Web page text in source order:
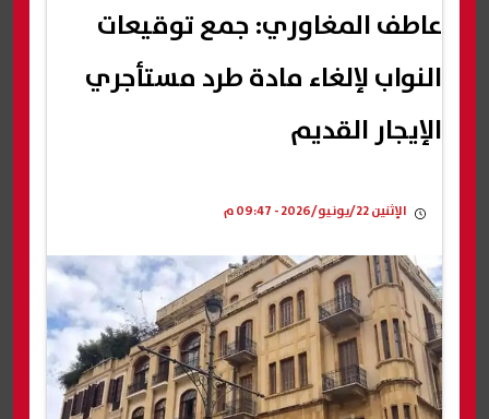
عاطف المغاوري: جمع توقيعات
النواب لإلغاء مادة طرد مستأجري
الإيجار القديم
الإثنين 22/يونيو/2026 - 09:47 م